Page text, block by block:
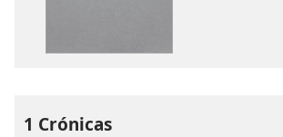
1 Crónicas